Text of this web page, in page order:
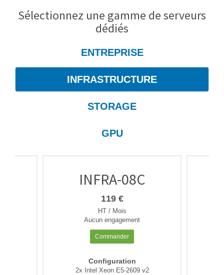
Sélectionnez une gamme de serveurs
dédiés
ENTREPRISE
INFRASTRUCTURE
STORAGE
GPU
INFRA-08C
119 €
HT / Mois
Aucun engagement
Commander
Configuration
2x Intel Xeon E5-2609 v2